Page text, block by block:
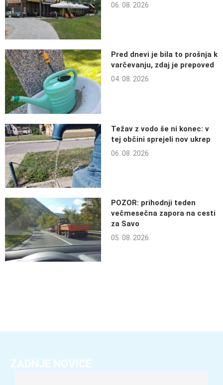
06. 08. 2026
Pred dnevi je bila to prošnja k
varčevanju, zdaj je prepoved
04. 08. 2026
Težav z vodo še ni konec: v
tej občini sprejeli nov ukrep
06. 08. 2026
POZOR: prihodnji teden
večmesečna zapora na cesti
za Savo
05. 08. 2026
ZADNJE NOVICE